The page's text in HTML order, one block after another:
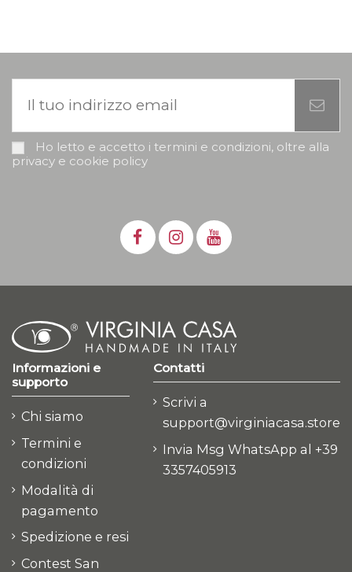
Ho letto e accetto i termini e condizioni, oltre alla
privacy e cookie policy
Informazioni e
supporto
Chi siamo
Termini e
condizioni
Modalità di
pagamento
Spedizione e resi
Contest San
Contatti
Scrivi a
support@virginiacasa.store
Invia Msg WhatsApp al +39
3357405913